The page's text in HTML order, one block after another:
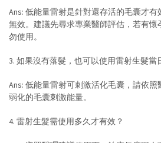
Ans: 低能量雷射是針對還存活的毛囊才
無效。建議先尋求專業醫師評估，若有懷
勿使用。
3. 如果沒有落髮，也可以使用雷射生髮當
Ans: 低能量雷射可刺激活化毛囊，請依
弱化的毛囊刺激能量。
4. 雷射生髮需使用多久才有效？